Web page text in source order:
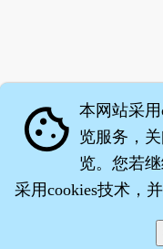
cookie 本网站采
览服务，
览。您若
采用cookies技术，